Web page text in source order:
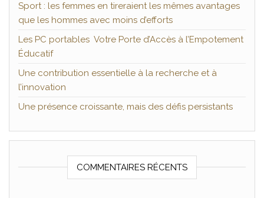
Sport : les femmes en tireraient les mêmes avantages
que les hommes avec moins d’efforts
Les PC portables Votre Porte d’Accès à l’Empotement
Éducatif
Une contribution essentielle à la recherche et à
l’innovation
Une présence croissante, mais des défis persistants
COMMENTAIRES RÉCENTS